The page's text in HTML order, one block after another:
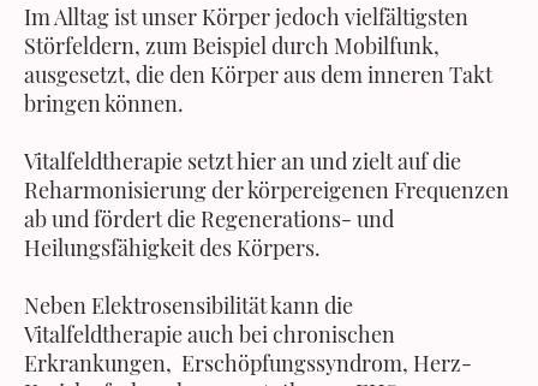
Im Alltag ist unser Körper jedoch vielfältigsten
Störfeldern, zum Beispiel durch Mobilfunk,
ausgesetzt, die den Körper aus dem inneren Takt
bringen können.
Vitalfeldtherapie setzt hier an und zielt auf die
Reharmonisierung der körpereigenen Frequenzen
ab und fördert die Regenerations- und
Heilungsfähigkeit des Körpers.
Neben Elektrosensibilität kann die
Vitalfeldtherapie auch bei chronischen
Erkrankungen, Erschöpfungssyndrom, Herz-